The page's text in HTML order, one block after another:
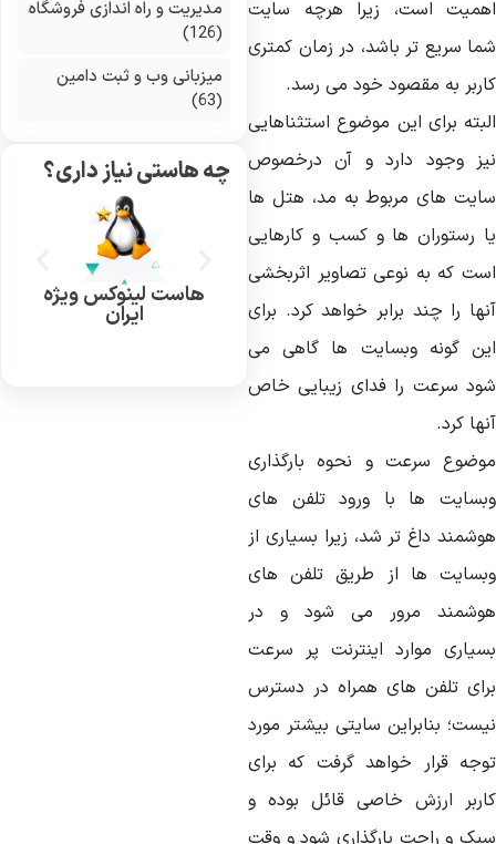
است، زیرا هرچه سایت
سریع تر باشد، در زمان کمتری
به مقصود خود می رسد.
برای این موضوع استثناهایی
وجود دارد و آن درخصوص
های مربوط به مد، هتل ها
رستوران ها و کسب و کارهایی
که به نوعی تصاویر اثربخشی
را چند برابر خواهد کرد. برای
گونه وبسایت ها گاهی می
سرعت را فدای زیبایی خاص
کرد.
سرعت و نحوه بارگذاری
ها با ورود تلفن های
داغ تر شد، زیرا بسیاری از
ها از طریق تلفن های
مرور می شود و در
موارد اینترنت پر سرعت
تلفن های همراه در دسترس
بنابراین سایتی بیشتر مورد
قرار خواهد گرفت که برای
ارزش خاصی قائل بوده و
و راحت بارگذاری شود و وقت
مدیریت و راه اندازی فروشگاه
میزبانی وب و ثبت دامین
چه هاستی نیاز داری؟
هاست لینوکس ویژه
ایران